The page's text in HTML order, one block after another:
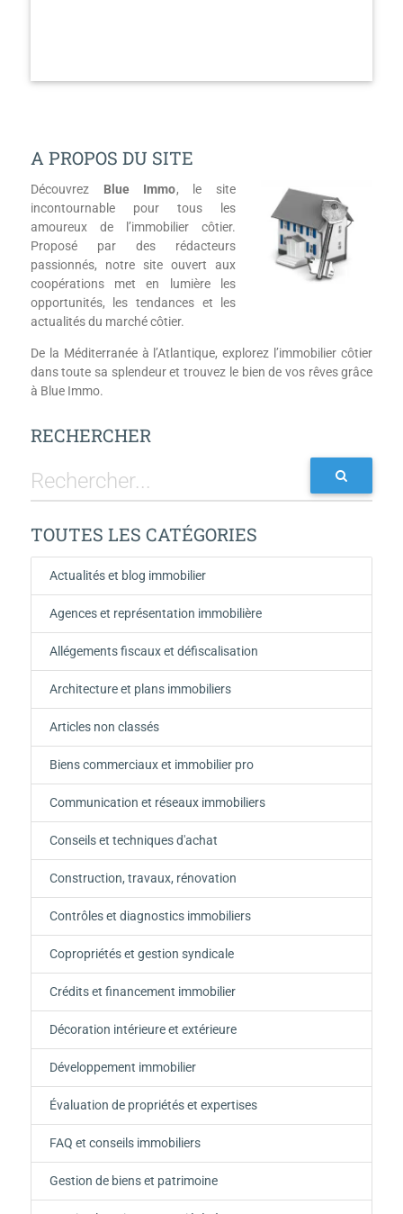
A PROPOS DU SITE
Découvrez Blue Immo, le site
incontournable pour tous les
amoureux de l’immobilier côtier.
Proposé par des rédacteurs
passionnés, notre site ouvert aux
coopérations met en lumière les
opportunités, les tendances et les
actualités du marché côtier.
De la Méditerranée à l’Atlantique, explorez l’immobilier côtier
dans toute sa splendeur et trouvez le bien de vos rêves grâce
à Blue Immo.
RECHERCHER
TOUTES LES CATÉGORIES
Actualités et blog immobilier
Agences et représentation immobilière
Allégements fiscaux et défiscalisation
Architecture et plans immobiliers
Articles non classés
Biens commerciaux et immobilier pro
Communication et réseaux immobiliers
Conseils et techniques d'achat
Construction, travaux, rénovation
Contrôles et diagnostics immobiliers
Copropriétés et gestion syndicale
Crédits et financement immobilier
Décoration intérieure et extérieure
Développement immobilier
Évaluation de propriétés et expertises
FAQ et conseils immobiliers
Gestion de biens et patrimoine